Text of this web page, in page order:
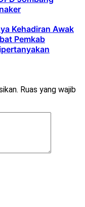
Kehadiran Awak
Pemkab
Ruas yang wajib